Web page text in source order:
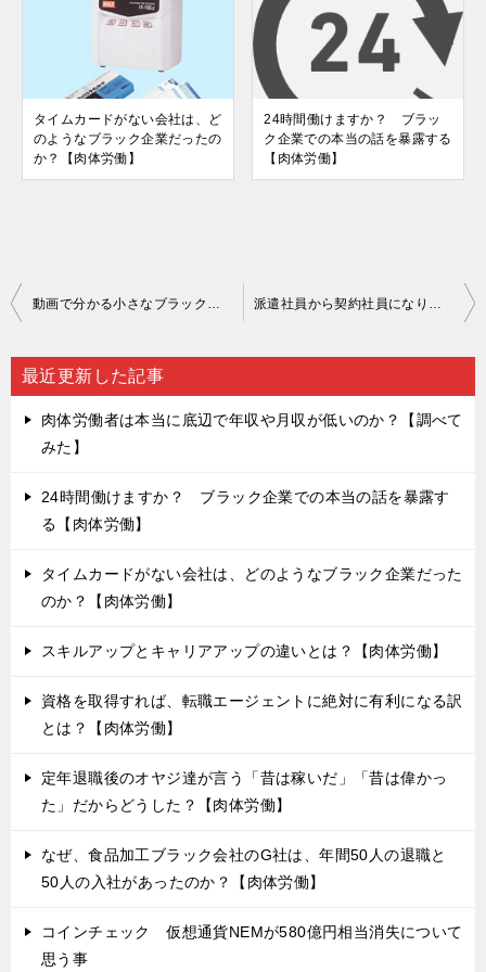
タイムカードがない会社は、ど
のようなブラック企業だったの
か？【肉体労働】
24時間働けますか？ ブラッ
ク企業での本当の話を暴露する
【肉体労働】
投
ナ
シ
ン
動画で分かる小さなブラック会社【 Fラン大学就職チャンネル】 派遣社員から契約社員になり、そして正社員になります【想定年収を考察】【肉体労働】
最近更新した記事
肉体労働者は本当に底辺で年収や月収が低いのか？【調べて
みた】
24時間働けますか？ ブラック企業での本当の話を暴露す
る【肉体労働】
タイムカードがない会社は、どのようなブラック企業だった
のか？【肉体労働】
スキルアップとキャリアアップの違いとは？【肉体労働】
資格を取得すれば、転職エージェントに絶対に有利になる訳
とは？【肉体労働】
定年退職後のオヤジ達が言う「昔は稼いだ」「昔は偉かっ
た」だからどうした？【肉体労働】
なぜ、食品加工ブラック会社のG社は、年間50人の退職と
50人の入社があったのか？【肉体労働】
コインチェック 仮想通貨NEMが580億円相当消失について
思う事